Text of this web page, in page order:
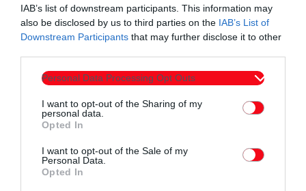
IAB’s list of downstream participants. This information may
also be disclosed by us to third parties on the IAB’s List of
Downstream Participants that may further disclose it to other
Personal Data Processing Opt Outs
I want to opt-out of the Sharing of my
personal data.
Opted In
I want to opt-out of the Sale of my
Personal Data.
Opted In
Σχετικά άρθρα